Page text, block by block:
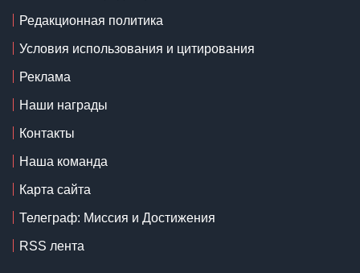
Редакционная политика
Условия использования и цитирования
Реклама
Наши награды
Контакты
Наша команда
Карта сайта
Телеграф: Миссия и Достижения
RSS лента